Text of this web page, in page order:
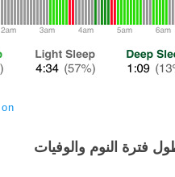
فترة النوم والوفيات